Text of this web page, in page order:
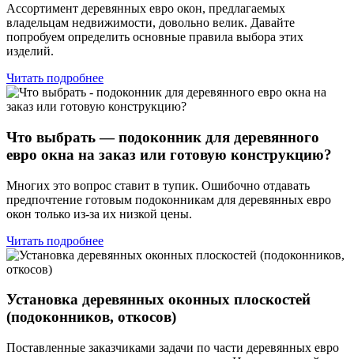
Ассортимент деревянных евро окон, предлагаемых
владельцам недвижимости, довольно велик. Давайте
попробуем определить основные правила выбора этих
изделий.
Читать подробнее
Что выбрать — подоконник для деревянного
евро окна на заказ или готовую конструкцию?
Многих это вопрос ставит в тупик. Ошибочно отдавать
предпочтение готовым подоконникам для деревянных евро
окон только из-за их низкой цены.
Читать подробнее
Установка деревянных оконных плоскостей
(подоконников, откосов)
Поставленные заказчиками задачи по части деревянных евро